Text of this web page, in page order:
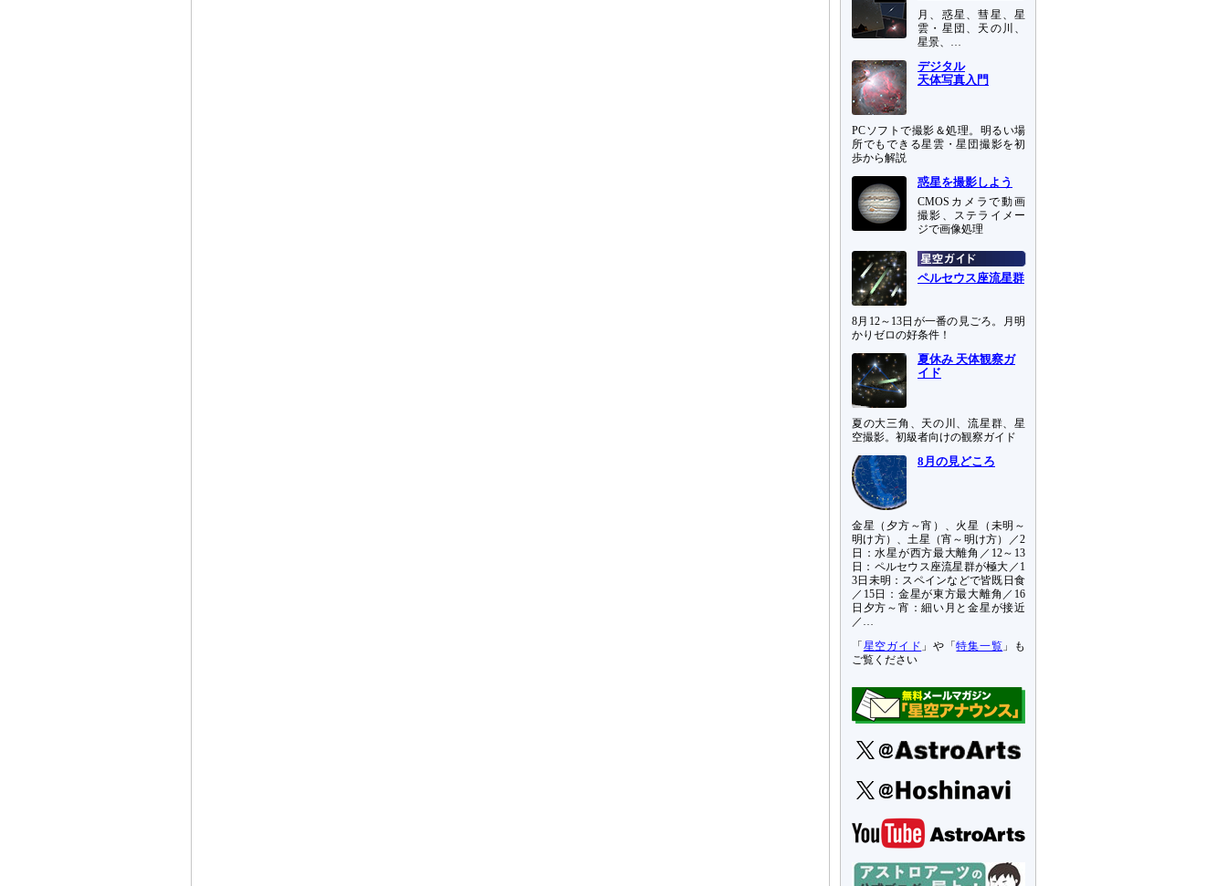
月、惑星、彗星、星
雲・星団、天の川、
星景、…
デジタル
天体写真入門
PCソフトで撮影＆処理。明るい場
所でもできる星雲・星団撮影を初
歩から解説
惑星を撮影しよう
CMOSカメラで動画
撮影、ステライメー
ジで画像処理
ペルセウス座流星群
8月12～13日が一番の見ごろ。月明
かりゼロの好条件！
夏休み 天体観察ガ
イド
夏の大三角、天の川、流星群、星
空撮影。初級者向けの観察ガイド
8月の見どころ
金星（夕方～宵）、火星（未明～
明け方）、土星（宵～明け方）／2
日：水星が西方最大離角／12～13
日：ペルセウス座流星群が極大／1
3日未明：スペインなどで皆既日食
／15日：金星が東方最大離角／16
日夕方～宵：細い月と金星が接近
／…
「 星空ガイド 」や「特集一覧 」も
ご覧ください